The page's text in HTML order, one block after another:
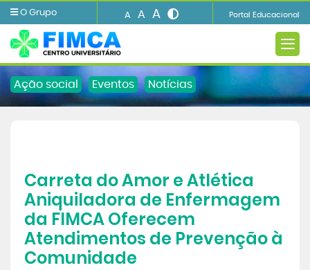
O Grupo A A A Portal Educacional
Ensino
Informações e Serviços
Biblioteca
Ação social Eventos Notícias
Carreta do Amor e Atlética
Aniquiladora de Enfermagem
da FIMCA Oferecem
Atendimentos de Prevenção à
Comunidade